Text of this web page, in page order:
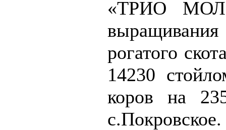
«ТРИО
выращивания
рогатого
14230
коров на
с.Покровское.